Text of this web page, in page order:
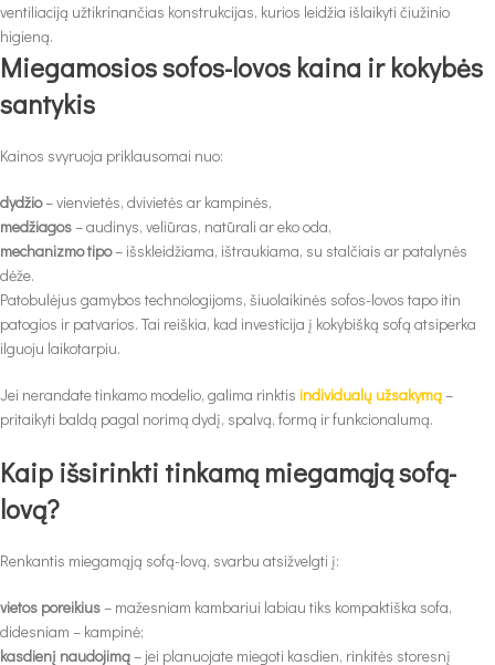
ventiliaciją užtikrinančias konstrukcijas, kurios leidžia išlaikyti čiužinio
higieną.
Miegamosios sofos-lovos kaina ir kokybės
santykis
Kainos svyruoja priklausomai nuo:
dydžio– vienvietės, dvivietės ar kampinės,
medžiagos– audinys, veliūras, natūrali ar eko oda,
mechanizmo tipo– išskleidžiama, ištraukiama, su stalčiais ar patalynės
dėže.
Patobulėjus gamybos technologijoms, šiuolaikinės sofos-lovos tapo itin
patogios ir patvarios. Tai reiškia, kad investicija į kokybišką sofą atsiperka
ilguoju laikotarpiu.
Jei nerandate tinkamo modelio, galima rinktis individualų užsakymą–
pritaikyti baldą pagal norimą dydį, spalvą, formą ir funkcionalumą.
Kaip išsirinkti tinkamą miegamąją sofą-
lovą?
Renkantis miegamąją sofą-lovą, svarbu atsižvelgti į:
vietos poreikius– mažesniam kambariui labiau tiks kompaktiška sofa,
didesniam – kampinė;
kasdienį naudojimą– jei planuojate miegoti kasdien, rinkitės storesnį